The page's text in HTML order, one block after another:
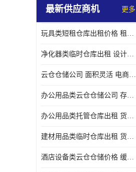
最新供应商机 更多
玩具类短租仓库出租价格 租期灵活 智能电商配套
净化器类临时仓库出租 设计简单 电商仓储物流战略合作
云仓仓储公司 面积灵活 电商仓储物流战略合作
办公用品类云仓仓储公司 存货周转很快 电商仓储物流战略整合
办公用品类托管仓库出租 货物装卸方便 电商仓储物流战略合作
建材用品类临时仓库出租 货物装卸方便 仓储供应链配套
酒店设备类云仓仓储价格 缓解企业储存压力 智能电商配套